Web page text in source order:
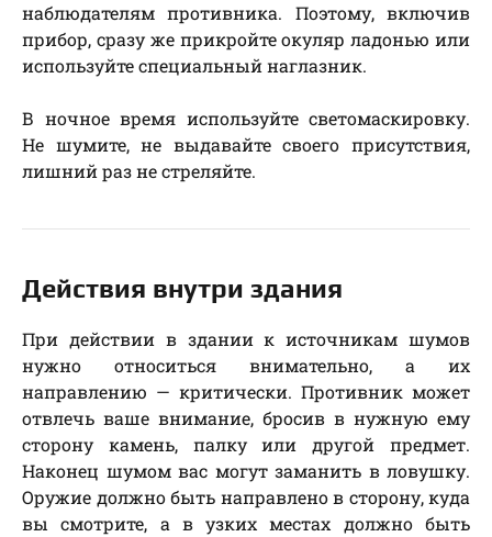
наблюдателям противника. Поэтому, включив
прибор, сразу же прикройте окуляр ладонью или
используйте специальный наглазник.
В ночное время используйте светомаскировку.
Не шумите, не выдавайте своего присутствия,
лишний раз не стреляйте.
Действия внутри здания
При действии в здании к источникам шумов
нужно относиться внимательно, а их
направлению — критически. Противник может
отвлечь ваше внимание, бросив в нужную ему
сторону камень, палку или другой предмет.
Наконец шумом вас могут заманить в ловушку.
Оружие должно быть направлено в сторону, куда
вы смотрите, а в узких местах должно быть